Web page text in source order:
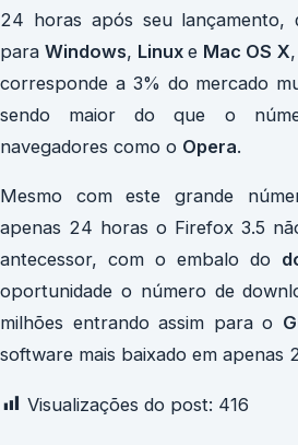
24 horas após seu lançamento,
paraWindows, Linuxe Mac OS X
corresponde a 3% do mercado
sendo maior do que o
navegadores como o Opera.
Mesmo com este grande
apenas 24 horas o Firefox 3.5
antecessor, com o embalo do
oportunidade o número de
milhões entrando assim para o
software mais baixado em apenas
Visualizações do post: 416